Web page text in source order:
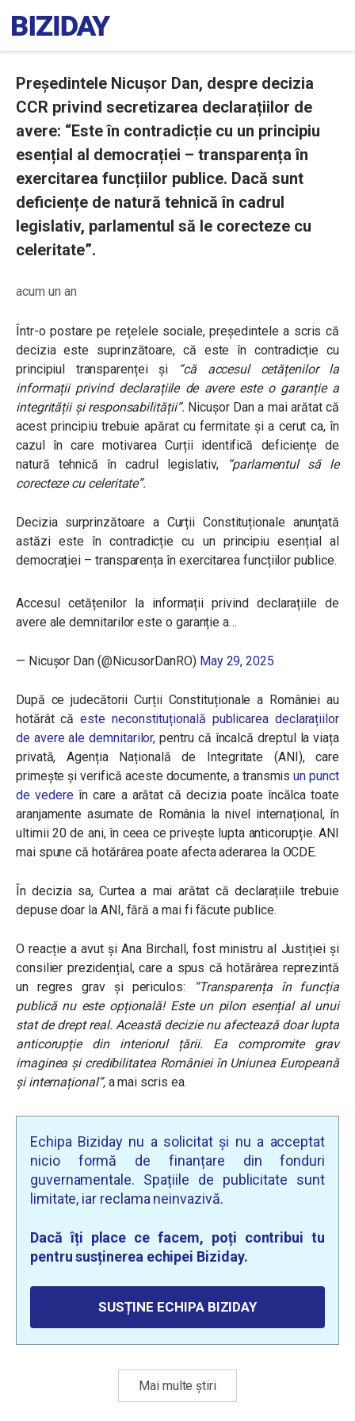
Președintele Nicușor Dan, despre decizia
CCR privind secretizarea declarațiilor de
avere: “Este în contradicție cu un principiu
esențial al democrației – transparența în
exercitarea funcțiilor publice. Dacă sunt
deficiențe de natură tehnică în cadrul
legislativ, parlamentul să le corecteze cu
celeritate”.
acum un an
Într-o postare pe rețelele sociale, președintele a scris că
decizia este suprinzătoare, că este în contradicție cu
principiul transparenței și
“că accesul cetățenilor la
informații privind declarațiile de avere este o garanție a
integrității și responsabilității”. Nicușor Dan a mai arătat că
acest principiu trebuie apărat cu fermitate și a cerut ca, în
cazul în care motivarea Curții identifică deficiențe de
natură tehnică în cadrul legislativ,
“parlamentul să le
corecteze cu celeritate”.
Decizia surprinzătoare a Curții Constituționale anunțată
astăzi este în contradicție cu un principiu esențial al
democrației – transparența în exercitarea funcțiilor publice.
Accesul cetățenilor la informații privind declarațiile de
avere ale demnitarilor este o garanție a…
— Nicușor Dan (@NicusorDanRO) May 29, 2025
După ce judecătorii Curții Constituționale a României au
hotărât căeste neconstituțională publicarea declarațiilor
de avere ale demnitarilor, pentru că încalcă dreptul la viața
privată, Agenția Națională de Integritate (ANI), care
primește și verifică aceste documente, a transmisun punct
de vedereîn care a arătat că decizia poate încălca toate
aranjamente asumate de România la nivel internațional, în
ultimii 20 de ani, în ceea ce privește lupta anticorupție. ANI
mai spune că hotărârea poate afecta aderarea la OCDE.
În decizia sa, Curtea a mai arătat că declarațiile trebuie
depuse doar la ANI, fără a mai fi făcute publice.
O reacție a avut și Ana Birchall, fost ministru al Justiției și
consilier prezidențial, care a spus că hotărârea reprezintă
un regres grav și periculos:
“Transparența în funcția
publică nu este opțională! Este un pilon esențial al unui
stat de drept real. Această decizie nu afectează doar lupta
anticorupție din interiorul țării. Ea compromite grav
imaginea și credibilitatea României în Uniunea Europeană
și internațional”, a mai scris ea.
Echipa Biziday nu a solicitat și nu a acceptat
nicio formă de finanțare din fonduri
guvernamentale. Spațiile de publicitate sunt
limitate, iar reclama neinvazivă.
Dacă îți place ce facem, poți contribui tu
pentru susținerea echipei Biziday.
SUSȚINE ECHIPA BIZIDAY
Mai multe știri